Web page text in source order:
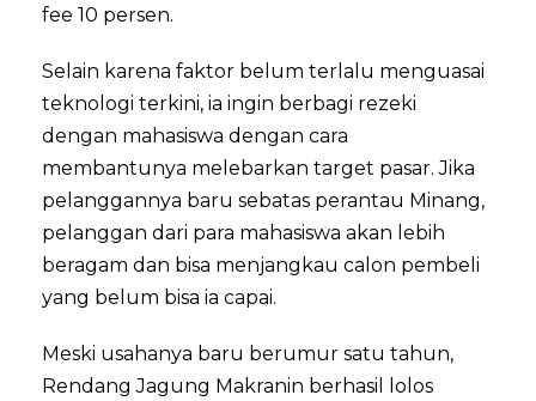
fee 10 persen.
Selain karena faktor belum terlalu menguasai
teknologi terkini, ia ingin berbagi rezeki
dengan mahasiswa dengan cara
membantunya melebarkan target pasar. Jika
pelanggannya baru sebatas perantau Minang,
pelanggan dari para mahasiswa akan lebih
beragam dan bisa menjangkau calon pembeli
yang belum bisa ia capai.
Meski usahanya baru berumur satu tahun,
Rendang Jagung Makranin berhasil lolos